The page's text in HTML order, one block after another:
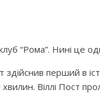
“Рома”. Нині це
перший в
Віллі Пост